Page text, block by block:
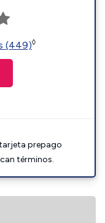
(449)◊
prepago
términos.